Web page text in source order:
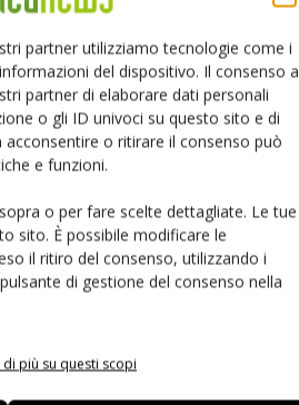
partner utilizziamo tecnologie come i
del dispositivo. Il consenso a
partner di elaborare dati personali
o gli ID univoci su questo sito e di
o ritirare il consenso può
e funzioni.
o per fare scelte dettagliate. Le tue
sito. È possibile modificare le
il ritiro del consenso, utilizzando i
di gestione del consenso nella
più su questi scopi
sono molto più
e robusto con nuovi
Per ottenere
di
In terzo luogo, non
momento, un
E questo
alle auto, per
dovrebbero
in ogni
e sui dati di tutti i
bisogno di
in ogni momento e
misure intelligenti dei